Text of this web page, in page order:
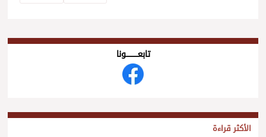
تابعــــــــــونا
الأكثر قراءة